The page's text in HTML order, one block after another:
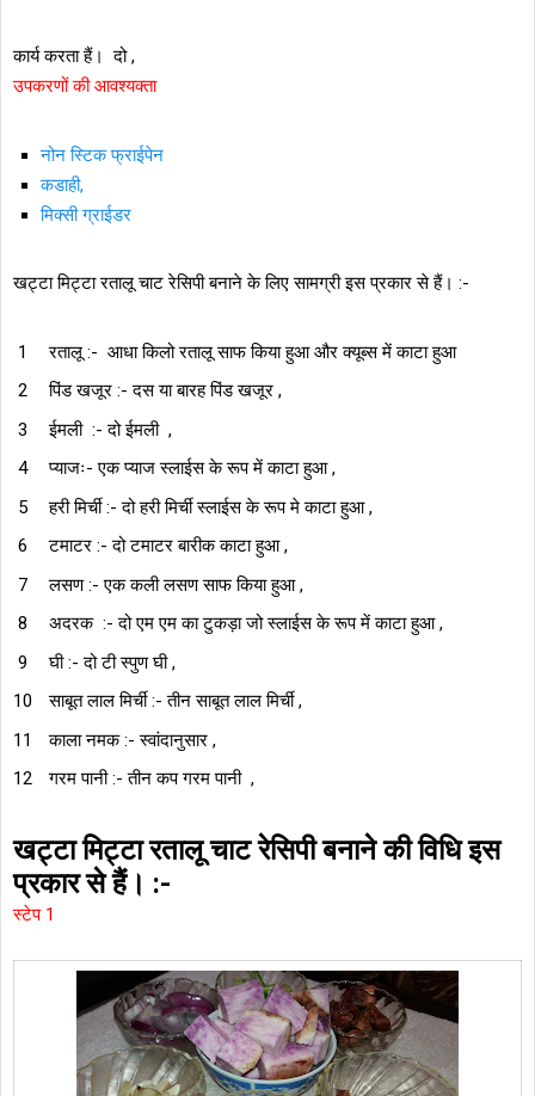
कार्य करता हैं। दो ,
उपकरणों की आवश्यक्ता
नोन स्टिक फ्राईपेन
कडाही,
मिक्सी ग्राईडर
खट्टा मिट्टा रतालू चाट रेसिपी बनाने के लिए सामग्री इस प्रकार से हैं। :-
रतालू :- आधा किलो रतालू साफ किया हुआ और क्यूब्स में काटा हुआ
पिंड खजूर :- दस या बारह पिंड खजूर ,
ईमली :- दो ईमली ,
प्याजः- एक प्याज स्लाईस के रूप में काटा हुआ ,
हरी मिर्ची :- दो हरी मिर्ची स्लाईस के रूप मे काटा हुआ ,
टमाटर :- दो टमाटर बारीक काटा हुआ ,
लसण :- एक कली लसण साफ किया हुआ ,
अदरक :- दो एम एम का टुकड़ा जो स्लाईस के रूप में काटा हुआ ,
घी :- दो टी स्पुण घी ,
साबूत लाल मिर्ची :- तीन साबूत लाल मिर्ची ,
काला नमक :- स्वांदानुसार ,
गरम पानी :- तीन कप गरम पानी ,
खट्टा मिट्टा रतालू चाट रेसिपी बनाने की विधि इस
प्रकार से हैं। :-
स्टेप 1